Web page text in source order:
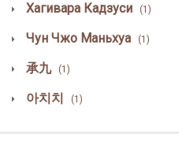
Хагивара Кадзуси (1)
Чун Чжо Маньхуа (1)
承九 (1)
아치치 (1)